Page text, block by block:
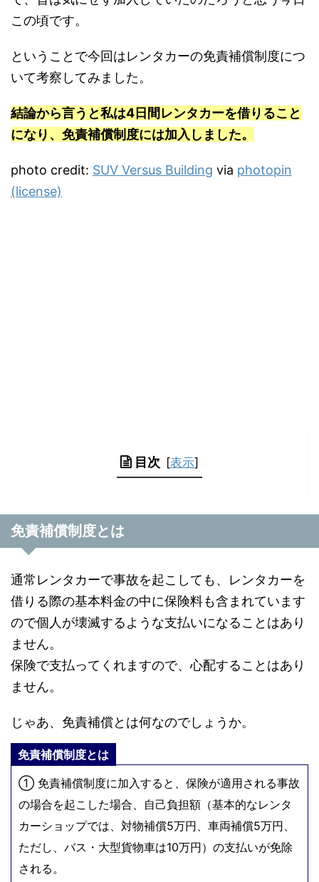
この頃です。
ということで今回はレンタカーの免責補償制度につ
いて考察してみました。
結論から言うと私は4日間レンタカーを借りること
になり、免責補償制度には加入しました。
photo credit: SUV Versus Building via photopin
(license)
目次 [表示]
免責補償制度とは
通常レンタカーで事故を起こしても、レンタカーを
借りる際の基本料金の中に保険料も含まれています
ので個人が壊滅するような支払いになることはあり
ません。
保険で支払ってくれますので、心配することはあり
ません。
じゃあ、免責補償とは何なのでしょうか。
免責補償制度とは
① 免責補償制度に加入すると、保険が適用される事故
の場合を起こした場合、自己負担額（基本的なレンタ
カーショップでは、対物補償5万円、車両補償5万円、
ただし、バス・大型貨物車は10万円）の支払いが免除
される。